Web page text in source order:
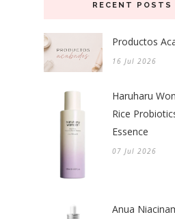
RECENT POSTS
Productos
16 Jul 2026
Haruharu
Rice
Essence
07 Jul 2026
Anua